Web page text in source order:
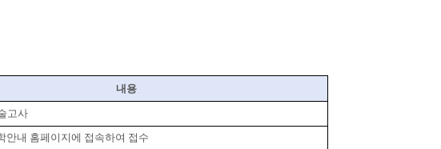
내용
고사
안내 홈페이지에 접속하여 접수